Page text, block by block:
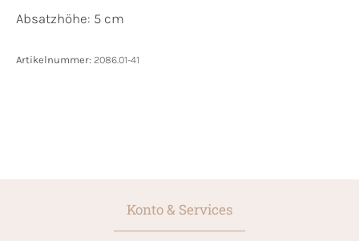
Absatzhöhe: 5 cm
Artikelnummer: 2086.01-41
Konto & Services